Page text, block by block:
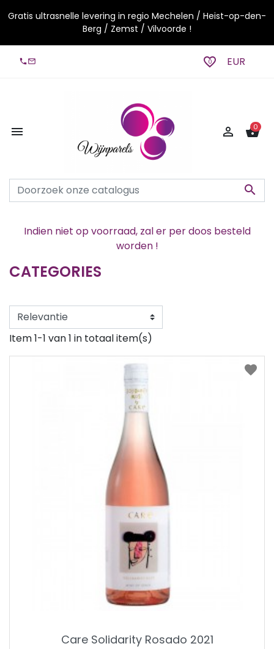
Gratis ultrasnelle levering in regio Mechelen / Heist-op-den-
Berg / Zemst / Vilvoorde !
local_phonemail_outline favorite_border
0 EUR


 shopping_basket
0
Indien niet op voorraad, zal er per doos besteld
worden !
CATEGORIES
Item 1-1 van 1 in totaal item(s)
Care Solidarity Rosado 2021